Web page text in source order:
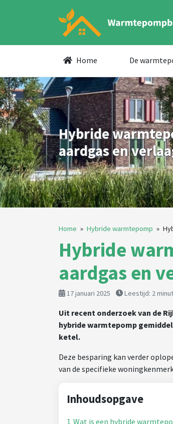
Home De
Hybride
aardgas en
Home » Hybride warmtepomp »
Hybride
aardgas en
17 januari 2025 Leestijd: 2
Uit recent onderzoek van de
hybride warmtepomp
ketel.
Deze besparing kan verder
van de specifieke
Inhoudsopgave
1 Wat is een hybride